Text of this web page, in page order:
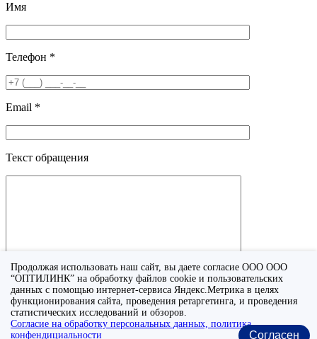
Продолжая использовать наш сайт, вы даете согласие ООО ООО
“ОПТИЛИНК” на обработку файлов cookie и пользовательских
данных с помощью интернет-сервиса Яндекс.Метрика в целях
функционирования сайта, проведения ретаргетинга, и проведения
статистических исследований и обзоров.
Согласие на обработку персональных данных, политика
конфендициальности
Согласен
Имя
Телефон *
Email *
Текст обращения
Я принимаю условияполитики конфиденциальности.
Отправить